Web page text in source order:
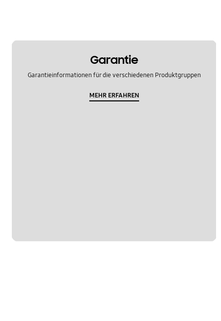
Garantie
Garantieinformationen für die verschiedenen Produktgruppen
MEHR ERFAHREN